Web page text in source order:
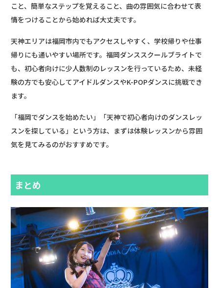
こと、簡単なステップを覚えること、曲の雰囲気に合わせて表
情をつけることから始めれば大丈夫です。
天神エリアは福岡市内でもアクセスしやすく、学校帰りや仕事
帰りにも通いやすい場所です。福岡ダンススクールブライトで
も、初心者向けに少人数制のレッスンを行っているため、未経
験の方でも安心してアイドルダンスやK-POPダンスに挑戦でき
ます。
「福岡でダンスを始めたい」「天神で初心者向けのダンスレッ
スンを探している」という方は、まずは体験レッスンから雰囲
気を見てみるのがおすすめです。
まとめ